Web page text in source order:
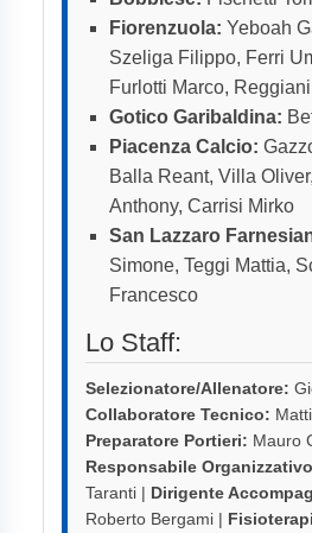
Fiorenzuola: Yeboah
Szeliga Filippo, Ferri
Furlotti Marco,
Gotico Garibaldina:
Piacenza Calcio:
Balla Reant, Villa
Anthony, Carrisi Mirko
San Lazzaro
Simone, Teggi Mattia,
Francesco
Lo Staff:
Selezionatore/Allenatore:
Collaboratore Tecnico:
Preparatore Portieri: Mauro
Responsabile
Taranti | Dirigente
Roberto Bergami |